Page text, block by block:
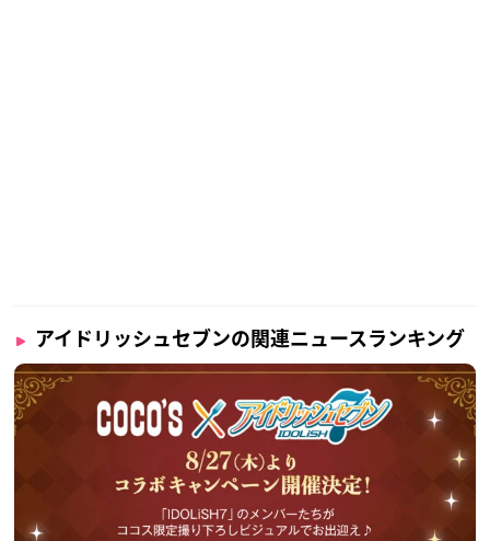
アイドリッシュセブンの関連ニュースランキング